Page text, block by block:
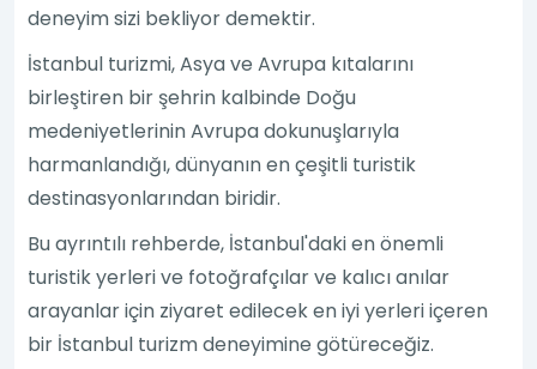
deneyim sizi bekliyor demektir.
İstanbul turizmi, Asya ve Avrupa kıtalarını
birleştiren bir şehrin kalbinde Doğu
medeniyetlerinin Avrupa dokunuşlarıyla
harmanlandığı, dünyanın en çeşitli turistik
destinasyonlarından biridir.
Bu ayrıntılı rehberde, İstanbul'daki en önemli
turistik yerleri ve fotoğrafçılar ve kalıcı anılar
arayanlar için ziyaret edilecek en iyi yerleri içeren
bir İstanbul turizm deneyimine götüreceğiz.